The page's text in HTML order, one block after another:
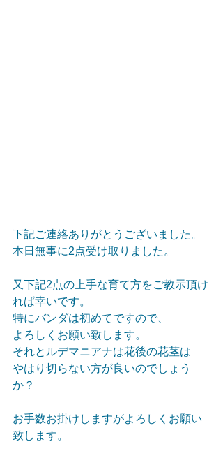
下記ご連絡ありがとうございました。
本日無事に2点受け取りました。
又下記2点の上手な育て方をご教示頂け
れば幸いです。
特にバンダは初めてですので、
よろしくお願い致します。
それとルデマニアナは花後の花茎は
やはり切らない方が良いのでしょう
か？
お手数お掛けしますがよろしくお願い
致します。